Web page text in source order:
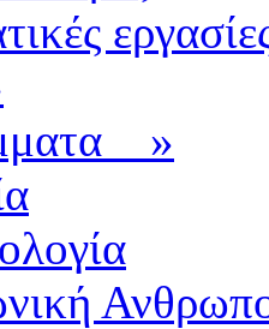
»